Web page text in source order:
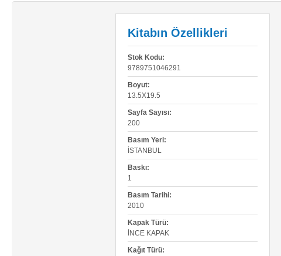
Kitabın Özellikleri
Stok Kodu:
9789751046291
Boyut:
13.5X19.5
Sayfa Sayısı:
200
Basım Yeri:
İSTANBUL
Baskı:
1
Basım Tarihi:
2010
Kapak Türü:
İNCE KAPAK
Kağıt Türü: